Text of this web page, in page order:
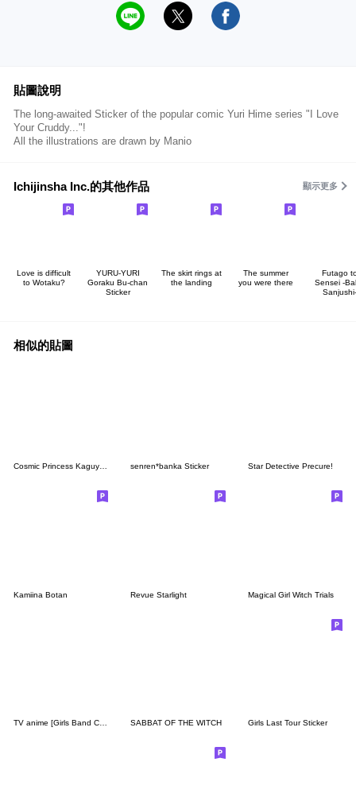
貼圖說明
The long-awaited Sticker of the popular comic Yuri Hime series "I Love
Your Cruddy..."!
All the illustrations are drawn by Manio
Ichijinsha Inc.的其他作品 顯示更多
Love is difficult
to Wotaku?
YURU-YURI
Goraku Bu-chan
Sticker
The skirt rings at
the landing
The summer
you were there
Futago
Sensei -
Sanjushi-
相似的貼圖
Cosmic Princess Kaguya! Vol.2 senren*banka Sticker Star Detective Precure!
Kamiina Botan Revue Starlight Magical Girl Witch Trials
SABBAT OF THE WITCH Girls Last Tour Sticker